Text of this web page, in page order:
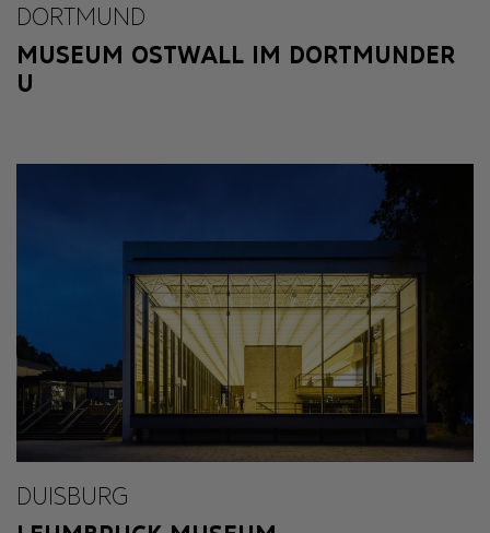
DORTMUND
MUSEUM OSTWALL IM DORTMUNDER
U
DUISBURG